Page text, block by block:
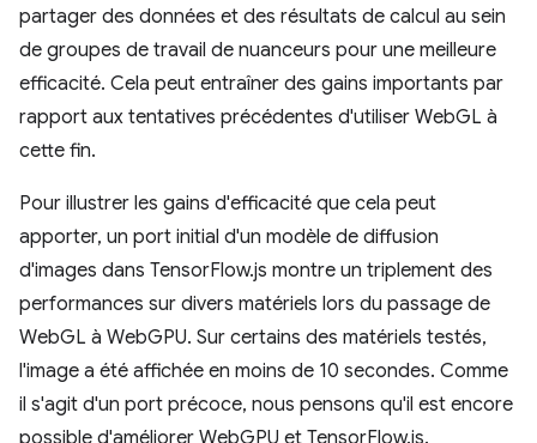
partager des données et des résultats de calcul au sein
de groupes de travail de nuanceurs pour une meilleure
efficacité. Cela peut entraîner des gains importants par
rapport aux tentatives précédentes d'utiliser WebGL à
cette fin.
Pour illustrer les gains d'efficacité que cela peut
apporter, un port initial d'un modèle de diffusion
d'images dans TensorFlow.js montre un triplement des
performances sur divers matériels lors du passage de
WebGL à WebGPU. Sur certains des matériels testés,
l'image a été affichée en moins de 10 secondes. Comme
il s'agit d'un port précoce, nous pensons qu'il est encore